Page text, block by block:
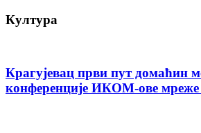
Култура
Крагујевац први пут домаћин
конференције ИКОМ-ове мреже